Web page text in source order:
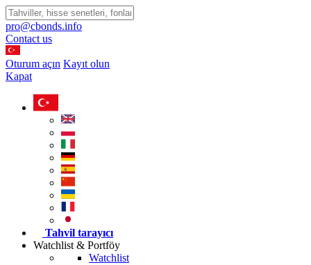
pro@cbonds.info
Contact us
Oturum açın Kayıt olun
Kapat
Tahvil tarayıcı
Watchlist & Portföy
Watchlist